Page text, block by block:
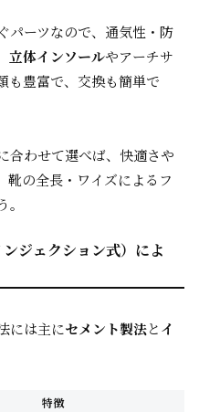
パーツなので、通気性・防
立体インソールやアーチサ
も豊富で、交換も簡単で
合わせて選べば、快適さや
靴の全長・ワイズによるフ
ジェクション式）によ
には主にセメント製法とイ
特徴